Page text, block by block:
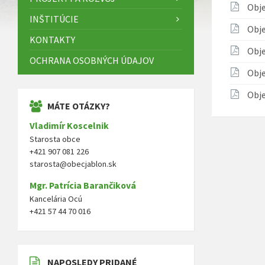
INŠTITÚCIE
KONTAKTY
OCHRANA OSOBNÝCH ÚDAJOV
MÁTE OTÁZKY?
Vladimír Koscelnik
Starosta obce
+421 907 081 226
starosta@obecjablon.sk
Mgr. Patrícia Barančiková
Kancelária Ocú
+421 57 44 70 016
NAPOSLEDY PRIDANÉ